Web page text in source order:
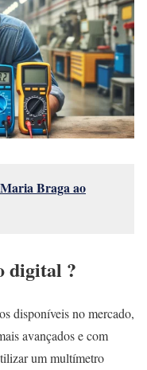
Braga ao
digital ?
disponíveis no mercado,
avançados e com
um multímetro